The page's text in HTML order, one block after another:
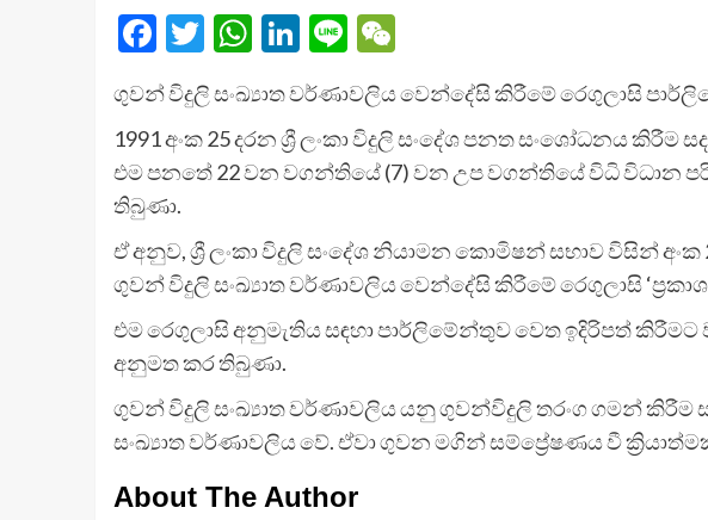
Facebook
Twitter
WhatsApp
LinkedIn
LineWeChat
ගුවන් විදුලි සංඛ්‍යාත වර්ණාවලිය වෙන්දේසි කිරීමේ රෙගුලාසි
1991 අංක 25 දරන ශ්‍රී ලංකා විදුලි සංදේශ පනත සංශෝධනය
එම පනතේ 22 වන වගන්තියේ (7) වන උප වගන්තියේ විධි විධාන
තිබුණා.
ඒ අනුව, ශ්‍රී ලංකා විදුලි සංදේශ නියාමන කොමිෂන් සභාව විසින් අංක
ගුවන් විදුලි සංඛ්‍යාත වර්ණාවලිය වෙන්දේසි කිරීමේ රෙගුලාසි
එම රෙගුලාසි අනුමැතිය සඳහා පාර්ලිමේන්තුව වෙත ඉදිරිපත්
අනුමත කර තිබුණා.
ගුවන් විදුලි සංඛ්‍යාත වර්ණාවලිය යනු ගුවන්විදුලි තරංග ගමන් කිරීම
සංඛ්‍යාත වර්ණාවලිය වේ. ඒවා ගුවන මගින් සම්ප්‍රේෂණය වී
About The Author